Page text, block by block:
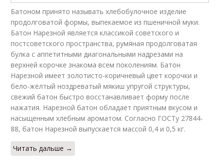
Батоном принято называть хлебобулочное изделие
продолговатой формы, выпекаемое из пшеничной муки.
Батон Нарезной является классикой советского и
постсоветского пространства, румяная продолговатая
булка с аппетитными диагональными надрезами на
верхней корочке знакома всем поколениям. Батон
Нарезной имеет золотисто-коричневый цвет корочки и
бело-жёлтый ноздреватый мякиш упругой структуры,
свежий батон быстро восстанавливает форму после
нажатия. Нарезной батон обладает приятным вкусом и
насыщенным хлебным ароматом. Согласно ГОСТу 27844-
88, батон Нарезной выпускается массой 0,4 и 0,5 кг.
Читать дальше →